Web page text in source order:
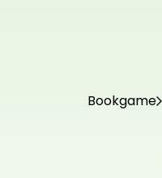
Bookgame